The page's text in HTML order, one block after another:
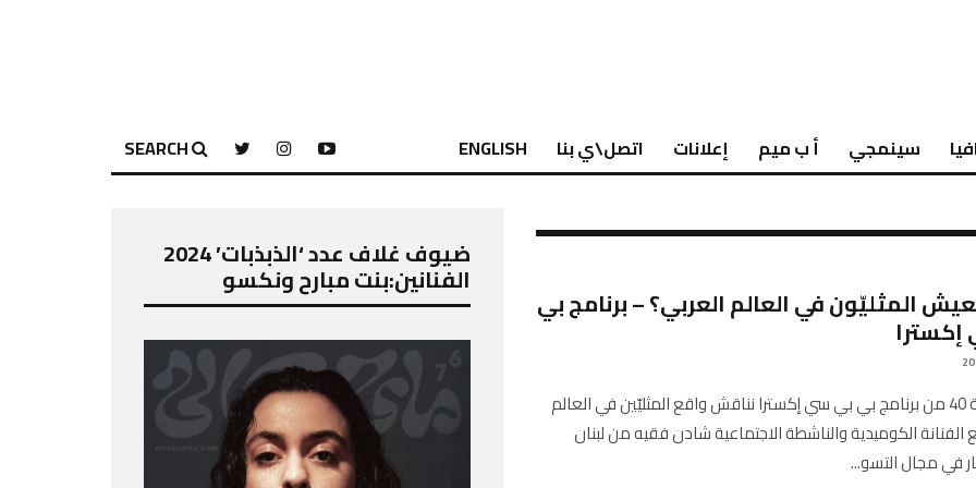
سينمجي أ ب ميم إعلانات اتصل\ي بنا ENGLISH
SEARCH
المثليّون في العالم العربي؟ – برنامج بي
في الحلقة 40 من برنامج بي بي سي إكسترا نناقش واقع المثليّين في العالم
الكوميدية والناشطة الاجتماعية شادن فقيه من لبنان
في مجال التسو...
ضيوف غلاف عدد ‘الذبذبات’ 2024
الفنانين:بنت مبارح ونكسو